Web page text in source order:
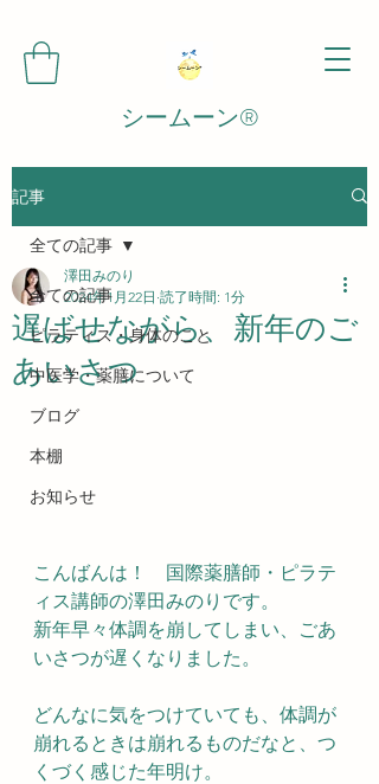
シームーン®️
記事
全ての記事
ピラティス・身体のこと
中医学・薬膳について
ブログ
本棚
お知らせ
全ての記事
遅ばせながら、新年のご
あいさつ
澤田みのり
2024年1月22日 読了時間: 1分
こんばんは！　国際薬膳師・ピラテ
ィス講師の澤田みのりです。
新年早々体調を崩してしまい、ごあ
いさつが遅くなりました。
どんなに気をつけていても、体調が
崩れるときは崩れるものだなと、つ
くづく感じた年明け。